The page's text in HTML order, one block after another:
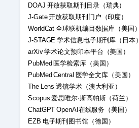
DOAJ 开放获取期刊目录（瑞典）
J-Gate 开放获取期刊门户（印度）
WorldCat 全球联机编目数据库（美国）
J-STAGE 学术信息电子期刊库（日本）
arXiv 学术论文预印本平台（美国）
PubMed 医学检索库（美国）
PubMed Central 医学全文库（美国）
The Lens 透镜学术（澳大利亚）
Scopus 爱思唯尔·斯高帕斯（荷兰）
ChatGPT OpenAI在线服务（美国）
EZB 电子期刊图书馆（德国）